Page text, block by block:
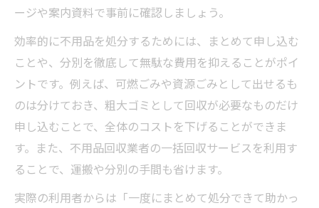
ージや案内資料で事前に確認しましょう。
効率的に不用品を処分するためには、まとめて申し込む
ことや、分別を徹底して無駄な費用を抑えることがポイ
ントです。例えば、可燃ごみや資源ごみとして出せるも
のは分けておき、粗大ゴミとして回収が必要なものだけ
申し込むことで、全体のコストを下げることができま
す。また、不用品回収業者の一括回収サービスを利用す
ることで、運搬や分別の手間も省けます。
実際の利用者からは「一度にまとめて処分できて助かっ